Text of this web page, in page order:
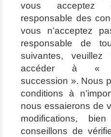
vous acceptez
responsable des
vous n’acceptez
responsable de
suivantes,
accéder à «
succession ». Nous
conditions à
nous essaierons de
modifications,
conseillons de